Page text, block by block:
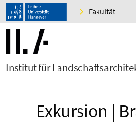
Fakultät
Institut für
Exkursion |